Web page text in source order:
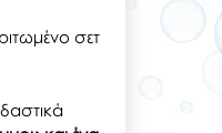
σετ